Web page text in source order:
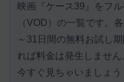
映画『ケース39』をフ
（VOD）の一覧です。
～31日間の無料お試し
れば料金は発生しません
今すぐ見ちゃいましょう